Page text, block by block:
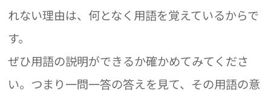
れない理由は、何となく用語を覚えているからで
す。
ぜひ用語の説明ができるか確かめてみてくださ
い。つまり一問一答の答えを見て、その用語の意